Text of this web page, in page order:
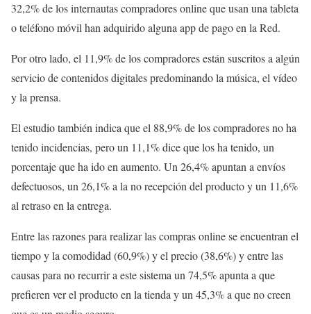
32,2% de los internautas compradores online que usan una tableta
o teléfono móvil han adquirido alguna app de pago en la Red.
Por otro lado, el 11,9% de los compradores están suscritos a algún
servicio de contenidos digitales predominando la música, el vídeo
y la prensa.
El estudio también indica que el 88,9% de los compradores no ha
tenido incidencias, pero un 11,1% dice que los ha tenido, un
porcentaje que ha ido en aumento. Un 26,4% apuntan a envíos
defectuosos, un 26,1% a la no recepción del producto y un 11,6%
al retraso en la entrega.
Entre las razones para realizar las compras online se encuentran el
tiempo y la comodidad (60,9%) y el precio (38,6%) y entre las
causas para no recurrir a este sistema un 74,5% apunta a que
prefieren ver el producto en la tienda y un 45,3% a que no creen